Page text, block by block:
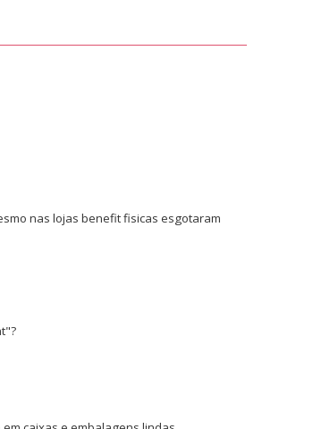
nas lojas benefit fisicas esgotaram